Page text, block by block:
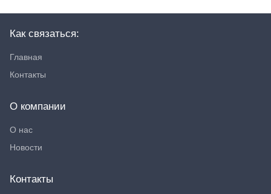
Как связаться:
Главная
Контакты
О компании
О нас
Новости
Контакты